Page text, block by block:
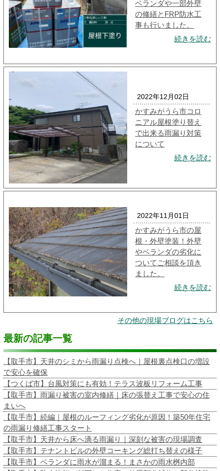
ベランダや一部外壁
の修繕とFRP防水工
事も行いました。
続きを読む
2022年12月02日
かすみがうら市コロ
ニアル屋根塗り替え
で出来る雨漏り対策
について
続きを読む
2022年11月01日
かすみがうら市の屋
根・外壁塗装！外壁
やベランダの劣化に
ついてご相談を頂き
ました。
続きを読む
その他の現場ブログはこちら
最新の記事一覧
【取手市】天井のシミから雨漏り点検へ｜屋根裏点検口の増設
で安心を確保
【つくば市】台風対策にも有効！テラス波板リフォーム工事
【取手市】雨漏り被害の室内修繕｜床の張替え工事で安心の住
まいへ
【取手市】続編｜屋根のルーフィング劣化が原因！築50年住宅
の雨漏り修繕工事スタート
【取手市】天井から床へ滴る雨漏り｜深刻な被害の現場調査
【取手市】テナントビルの外壁コーキング総打ち替えの様子
【取手市】ベランダに雨水が溜まる！まさかの雨水桝内部